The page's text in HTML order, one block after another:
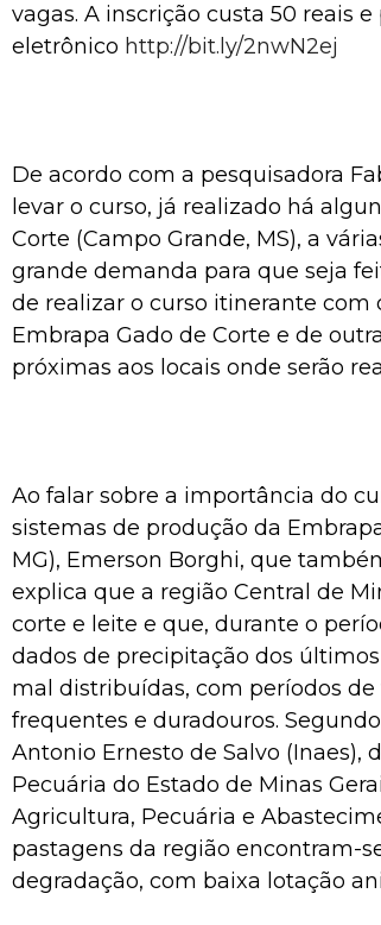
vagas. A inscrição custa 50 reais
eletrônico http://bit.ly/2nwN2ej
De acordo com a pesquisadora
levar o curso, já realizado há
Corte (Campo Grande, MS), a
grande demanda para que seja
de realizar o curso itinerante com
Embrapa Gado de Corte e de
próximas aos locais onde serão
Ao falar sobre a importância do
sistemas de produção da
MG), Emerson Borghi, que
explica que a região Central de
corte e leite e que, durante o
dados de precipitação dos
mal distribuídas, com períodos
frequentes e duradouros.
Antonio Ernesto de Salvo (Inaes),
Pecuária do Estado de Minas
Agricultura, Pecuária e
pastagens da região encontram-
degradação, com baixa lotação